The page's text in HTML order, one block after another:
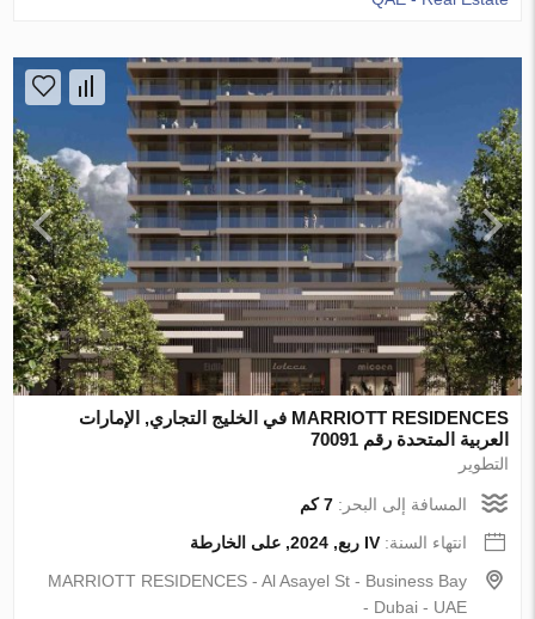
MARRIOTT RESIDENCES في الخليج التجاري, الإمارات
العربية المتحدة رقم 70091
التطوير
المسافة إلى البحر:7 كم
انتهاء السنة:IV ربع, 2024, على الخارطة
MARRIOTT RESIDENCES - Al Asayel St - Business Bay
- Dubai - UAE